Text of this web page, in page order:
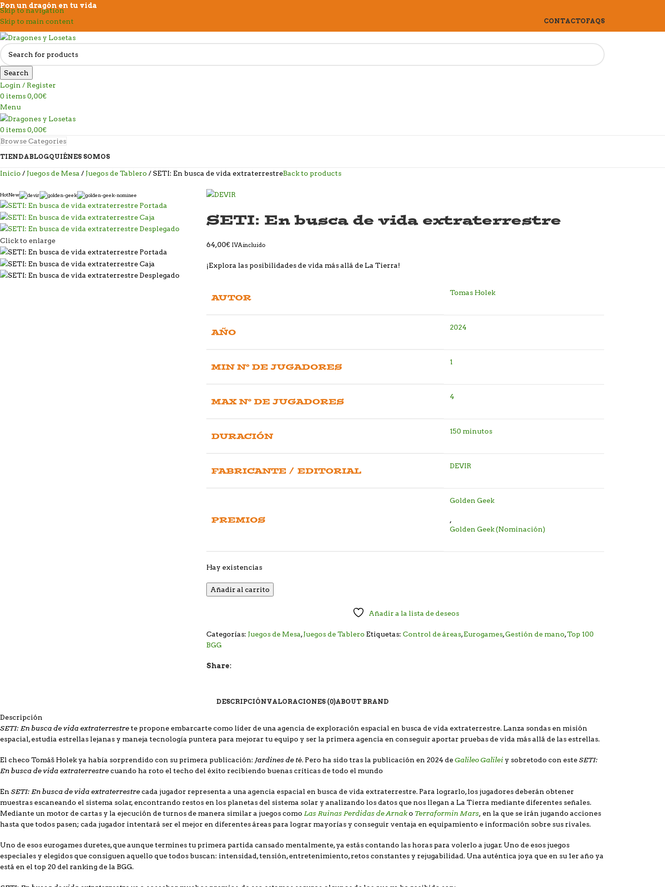
Skip to navigation
Skip to main content
Pon un dragón en tu vida
CONTACTOFAQS
Search
Login / Register
0 items0,00€
Menu
0 items0,00€
Browse Categories
TIENDABLOGQUIÉNES SOMOS
Inicio Juegos de Mesa Juegos de Tablero SETI: En busca de vida extraterrestreBack to products
HotNew
Click to enlarge
SETI: En busca de vida extraterrestre
64,00€ IVA incluido
¡Explora las posibilidades de vida más allá de La Tierra!
AUTOR Tomas Holek
AÑO 2024
MIN Nº DE JUGADORES 1
MAX Nº DE JUGADORES 4
DURACIÓN 150 minutos
FABRICANTE / EDITORIAL DEVIR
PREMIOS
Golden Geek
,
Golden Geek (Nominación)
Hay existencias
Añadir al carrito
Añadir a la lista de deseos
Categorías: Juegos de Mesa,Juegos de Tablero Etiquetas: Control de áreas,Eurogames,Gestión de mano,Top 100
BGG
Share:
DESCRIPCIÓNVALORACIONES (0)ABOUT BRAND
Descripción
SETI: En busca de vida extraterrestrete propone embarcarte como líder de una agencia de exploración espacial en busca de vida extraterrestre. Lanza sondas en misión
espacial, estudia estrellas lejanas y maneja tecnología puntera para mejorar tu equipo y ser la primera agencia en conseguir aportar pruebas de vida más allá de las estrellas.
El checo Tomáš Holek ya había sorprendido con su primera publicación: Jardines de té. Pero ha sido tras la publicación en 2024 deGalileo Galilei y sobretodo con esteSETI:
En busca de vida extraterrestrecuando ha roto el techo del éxito recibiendo buenas críticas de todo el mundo
En SETI: En busca de vida extraterrestrecada jugador representa a una agencia espacial en busca de vida extraterrestre. Para lograrlo, los jugadores deberán obtener
muestras escaneando el sistema solar, encontrando restos en los planetas del sistema solar y analizando los datos que nos llegan a La Tierra mediante diferentes señales.
Mediante un motor de cartas y la ejecución de turnos de manera similar a juegos como Las Ruinas Perdidas de Arnako Terraformin Mars, en la que se irán jugando acciones
hasta que todos pasen; cada jugador intentará ser el mejor en diferentes áreas para lograr mayorías y conseguir ventaja en equipamiento e información sobre sus rivales.
Uno de esos eurogames duretes, que aunque termines tu primera partida cansado mentalmente, ya estás contando las horas para volerlo a jugar. Uno de esos juegos
especiales y elegidos que consiguen aquello que todos buscan: intensidad, tensión, entretenimiento, retos constantes y rejugabilidad. Una auténtica joya que en su 1er año ya
está en el top 20 del ranking de la BGG.